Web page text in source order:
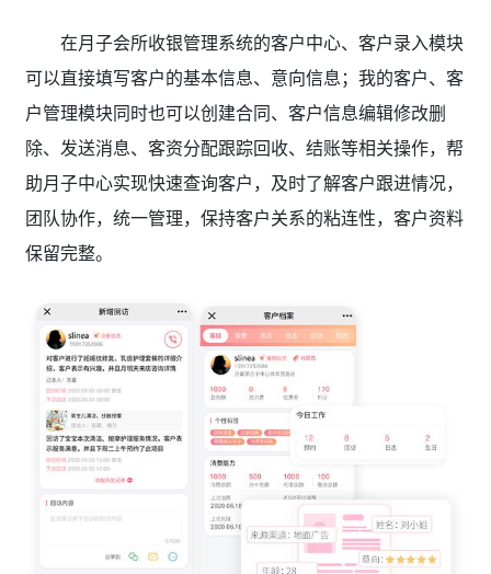
在月子会所收银管理系统的客户中心、客户录入模块
可以直接填写客户的基本信息、意向信息；我的客户、客
户管理模块同时也可以创建合同、客户信息编辑修改删
除、发送消息、客资分配跟踪回收、结账等相关操作，帮
助月子中心实现快速查询客户，及时了解客户跟进情况，
团队协作，统一管理，保持客户关系的粘连性，客户资料
保留完整。